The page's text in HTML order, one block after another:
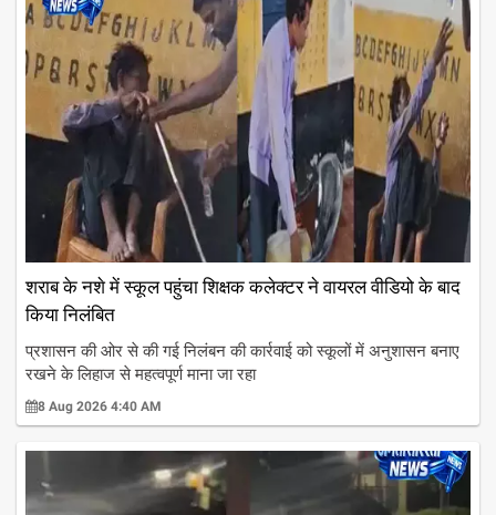
शराब के नशे में स्कूल पहुंचा शिक्षक कलेक्टर ने वायरल वीडियो के बाद
किया निलंबित
प्रशासन की ओर से की गई निलंबन की कार्रवाई को स्कूलों में अनुशासन बनाए
रखने के लिहाज से महत्वपूर्ण माना जा रहा
8 Aug 2026 4:40 AM